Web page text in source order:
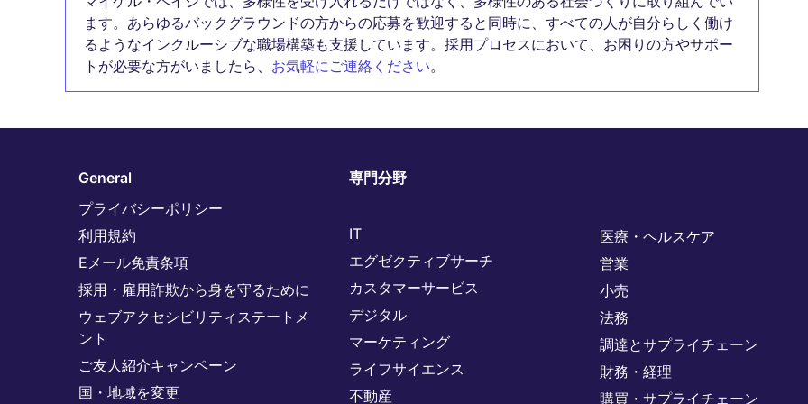
ます。あらゆるバックグラウンドの方からの応募を歓迎すると同時に、すべての人が自分らしく働け
るようなインクルーシブな職場構築も支援しています。採用プロセスにおいて、お困りの方やサポー
トが必要な方がいましたら、 お気軽にご連絡ください。
General
プライバシーポリシー
利用規約
Eメール免責条項
採用・雇用詐欺から身を守るために
ウェブアクセシビリティステートメ
ント
ご友人紹介キャンペーン
国・地域を変更
専門分野
IT
エグゼクティブサーチ
カスタマーサービス
デジタル
マーケティング
ライフサイエンス
不動産
医療・ヘルスケア
営業
小売
法務
調達とサプライチェーン
財務・経理
購買・サプライチェーン